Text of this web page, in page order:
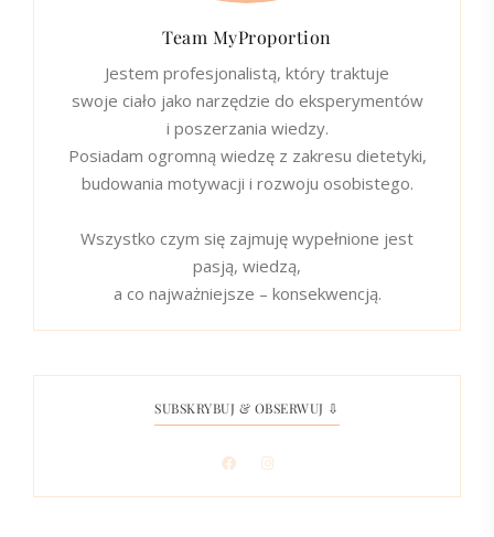
Team MyProportion
Jestem profesjonalistą, który traktuje
swoje ciało jako narzędzie do eksperymentów
i poszerzania wiedzy.
Posiadam ogromną wiedzę z zakresu dietetyki,
budowania motywacji i rozwoju osobistego.
Wszystko czym się zajmuję wypełnione jest
pasją, wiedzą,
a co najważniejsze – konsekwencją.
SUBSKRYBUJ & OBSERWUJ ⇩